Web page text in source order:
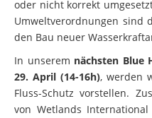
oder nicht korrekt
Umweltverordnungen sind
den Bau neuer
In unserem nächsten Blue
29. April (14-16h), werden
Fluss-Schutz vorstellen.
von Wetlands